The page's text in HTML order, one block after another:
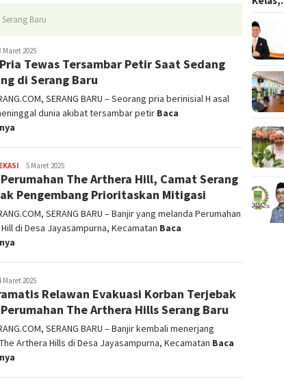
Baru
Maret 2025
Tewas Tersambar Petir Saat Sedang
di Serang Baru
SERANG BARU – Seorang pria berinisial H asal
dunia akibat tersambar petir Baca
admin
5 Maret 2025
The Arthera Hill, Camat Serang
Pengembang Prioritaskan Mitigasi
SERANG BARU – Banjir yang melanda Perumahan
di Desa Jayasampurna, Kecamatan Baca
Maret 2025
Relawan Evakuasi Korban Terjebak
The Arthera Hills Serang Baru
SERANG BARU – Banjir kembali menerjang
Arthera Hills di Desa Jayasampurna, Kecamatan Baca